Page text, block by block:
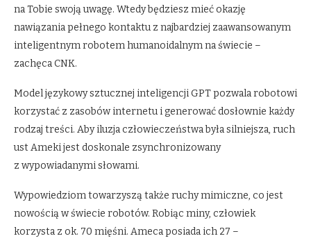
na Tobie swoją uwagę. Wtedy będziesz mieć okazję
nawiązania pełnego kontaktu z najbardziej zaawansowanym
inteligentnym robotem humanoidalnym na świecie –
zachęca CNK.
Model językowy sztucznej inteligencji GPT pozwala robotowi
korzystać z zasobów internetu i generować dosłownie każdy
rodzaj treści. Aby iluzja człowieczeństwa była silniejsza, ruch
ust Ameki jest doskonale zsynchronizowany
z wypowiadanymi słowami.
Wypowiedziom towarzyszą także ruchy mimiczne, co jest
nowością w świecie robotów. Robiąc miny, człowiek
korzysta z ok. 70 mięśni. Ameca posiada ich 27 –